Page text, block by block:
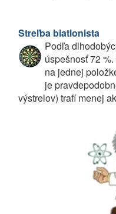
Streľba biatlonista
Podľa
úspešnosť 72
na jednej
je
výstrelov) trafí menej